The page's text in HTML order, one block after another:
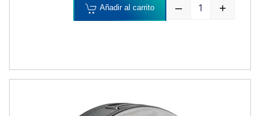
– +
Añadir al carrito